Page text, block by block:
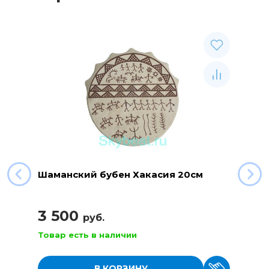
Шаманский бубен Хакасия 20см
3 500 руб.
Товар есть в наличии